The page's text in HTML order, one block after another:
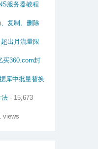
服务器教程
复制、删除
出月流量限
买360.com封
库中批量替换
法- 15,673
views